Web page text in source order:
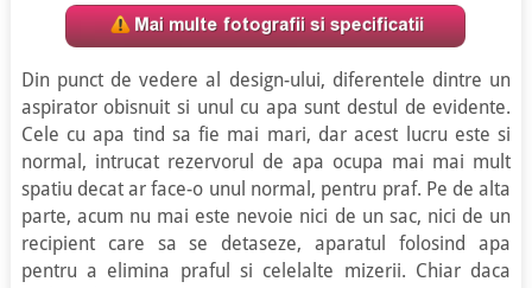
Din punct de vedere al design-ului, diferentele dintre un
aspirator obisnuit si unul cu apa sunt destul de evidente.
Cele cu apa tind sa fie mai mari, dar acest lucru este si
normal, intrucat rezervorul de apa ocupa mai mai mult
spatiu decat ar face-o unul normal, pentru praf. Pe de alta
parte, acum nu mai este nevoie nici de un sac, nici de un
recipient care sa se detaseze, aparatul folosind apa
pentru a elimina praful si celelalte mizerii. Chiar daca